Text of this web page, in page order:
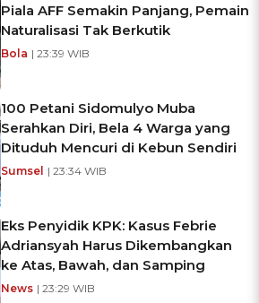
Piala AFF Semakin Panjang, Pemain
Naturalisasi Tak Berkutik
Bola | 23:39 WIB
100 Petani Sidomulyo Muba
Serahkan Diri, Bela 4 Warga yang
Dituduh Mencuri di Kebun Sendiri
Sumsel | 23:34 WIB
Eks Penyidik KPK: Kasus Febrie
Adriansyah Harus Dikembangkan
ke Atas, Bawah, dan Samping
News | 23:29 WIB